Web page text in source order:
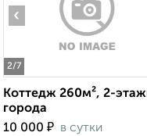
2/7
‹
Коттедж 260м², 2-
города
10 000 ₽ в сутки